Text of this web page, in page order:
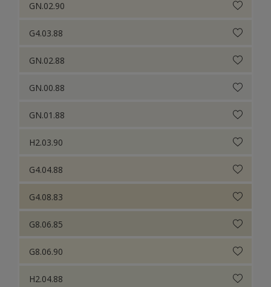
GN.02.90
G4.03.88
GN.02.88
GN.00.88
GN.01.88
H2.03.90
G4.04.88
G4.08.83
G8.06.85
G8.06.90
H2.04.88